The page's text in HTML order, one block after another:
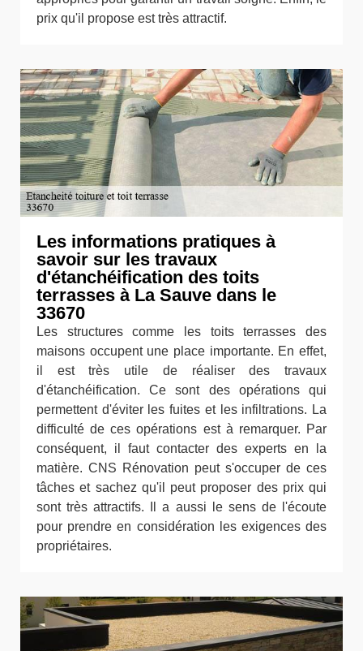
prix qu'il propose est très attractif.
Les informations pratiques à
savoir sur les travaux
d'étanchéification des toits
terrasses à La Sauve dans le
33670
Les structures comme les toits terrasses des
maisons occupent une place importante. En effet,
il est très utile de réaliser des travaux
d'étanchéification. Ce sont des opérations qui
permettent d'éviter les fuites et les infiltrations. La
difficulté de ces opérations est à remarquer. Par
conséquent, il faut contacter des experts en la
matière. CNS Rénovation peut s'occuper de ces
tâches et sachez qu'il peut proposer des prix qui
sont très attractifs. Il a aussi le sens de l'écoute
pour prendre en considération les exigences des
propriétaires.